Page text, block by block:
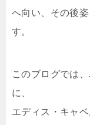
へ向い、その後
す。
このブログでは、
に、
エディス・キャ